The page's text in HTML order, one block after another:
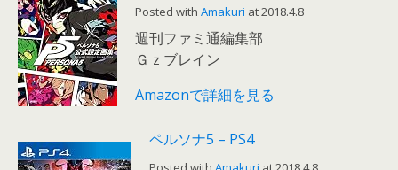
Posted with Amakuri at 2018.4.8
週刊ファミ通編集部
Ｇｚブレイン
Amazonで詳細を見る
ペルソナ5 – PS4